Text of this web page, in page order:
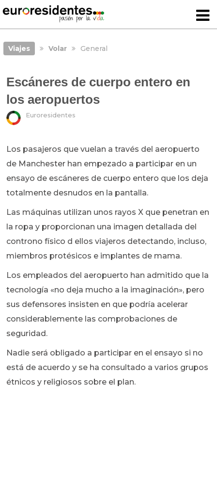
Viajes Volar General
Escáneres de cuerpo entero en
los aeropuertos
Euroresidentes
Los pasajeros que vuelan a través del aeropuerto
de Manchester han empezado a participar en un
ensayo de escáneres de cuerpo entero que los deja
totalmente desnudos en la pantalla.
Las máquinas utilizan unos rayos X que penetran en
la ropa y proporcionan una imagen detallada del
controno físico d ellos viajeros detectando, incluso,
miembros protésicos e implantes de mama.
Los empleados del aeropuerto han admitido que la
tecnología «no deja mucho a la imaginación», pero
sus defensores insisten en que podría acelerar
considerablemente las comprobaciones de
seguridad.
Nadie será obligado a participar en el ensayo si no
está de acuerdo y se ha consultado a varios grupos
étnicos y religiosos sobre el plan.